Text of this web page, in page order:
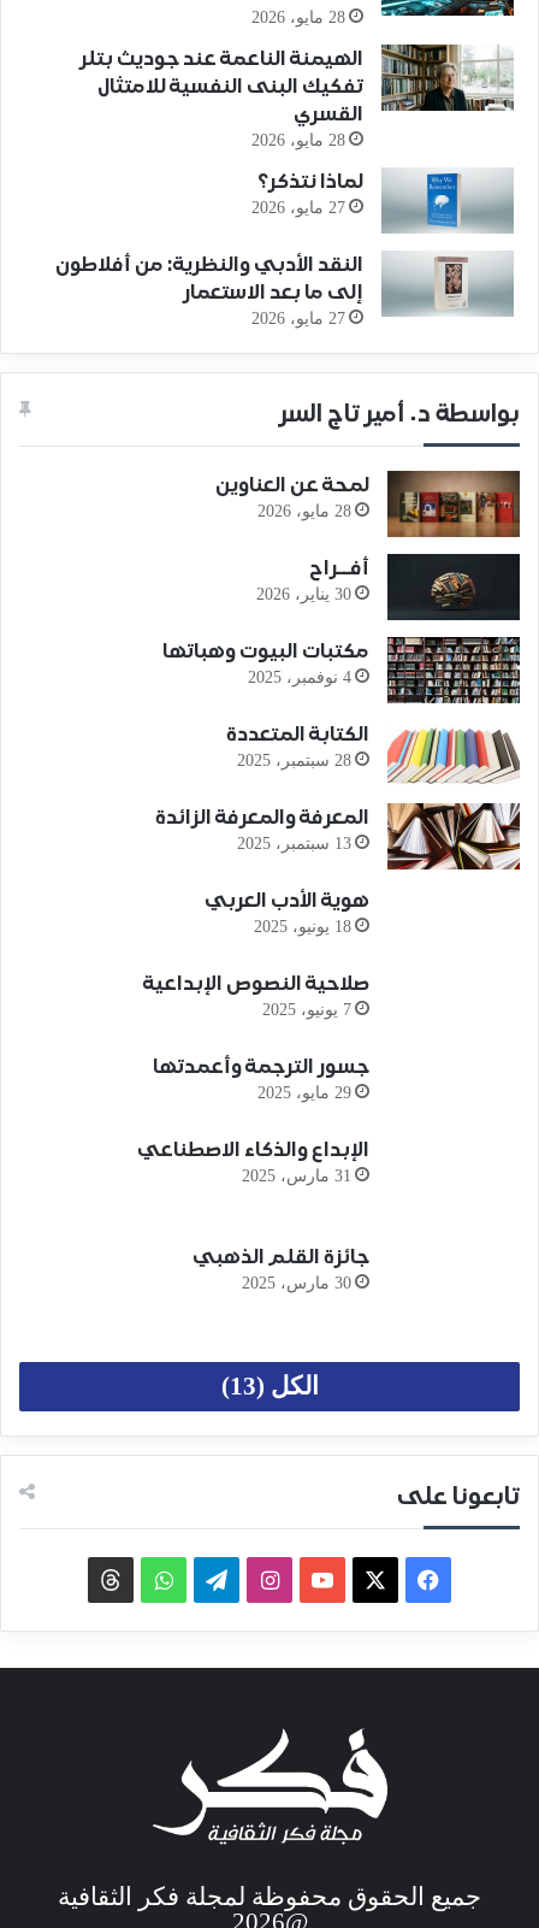
28 مايو، 2026
الهيمنة الناعمة عند جوديث بتلر
تفكيك البنى النفسية للامتثال
القسري
28 مايو، 2026
لماذا نتذكر؟
27 مايو، 2026
النقد الأدبي والنظرية: من أفلاطون
إلى ما بعد الاستعمار
27 مايو، 2026
بواسطة د. أمير تاج السر
لمحة عن العناوين
28 مايو، 2026
أفــراح
30 يناير، 2026
مكتبات البيوت وهباتها
4 نوفمبر، 2025
الكتابة المتعددة
28 سبتمبر، 2025
المعرفة والمعرفة الزائدة
13 سبتمبر، 2025
هوية الأدب العربي
18 يونيو، 2025
صلاحية النصوص الإبداعية
7 يونيو، 2025
جسور الترجمة وأعمدتها
29 مايو، 2025
الإبداع والذكاء الاصطناعي
31 مارس، 2025
جائزة القلم الذهبي
30 مارس، 2025
الكل (13)
تابعونا على
جميع الحقوق محفوظة لمجلة فكر الثقافية
@2026